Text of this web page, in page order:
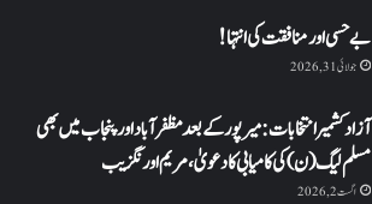
بے حسی اور منافقت کی انتہا !
جولائی 31, 2026
آزاد کشمیر انتخابات: میرپور کے بعد مظفرآباد اور پنجاب میں بھی
مسلم لیگ (ن) کی کامیابی کا دعویٰ، مریم اورنگزیب
اگست 2, 2026